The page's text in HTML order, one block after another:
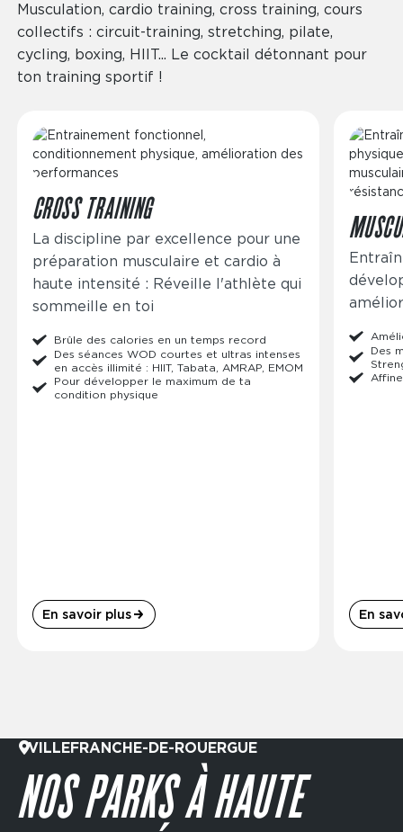
Musculation, cardio training, cross training, cours
collectifs : circuit-training, stretching, pilate,
cycling, boxing, HIIT... Le cocktail détonnant pour
ton training sportif !
Image
CROSS TRAINING
La discipline par excellence pour une
préparation musculaire et cardio à
haute intensité : Réveille l'athlète qui
sommeille en toi
Brûle des calories en un temps record
Des séances WOD courtes et ultras intenses
en accès illimité : HIIT, Tabata, AMRAP, EMOM
Pour développer le maximum de ta
condition physique
En savoir plus
Image
Des
En
VILLEFRANCHE-DE-ROUERGUE
NOS PARKS À HAUTE